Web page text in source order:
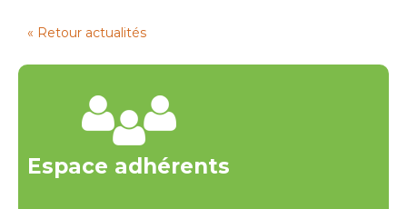
« Retour actualités
Espace adhérents